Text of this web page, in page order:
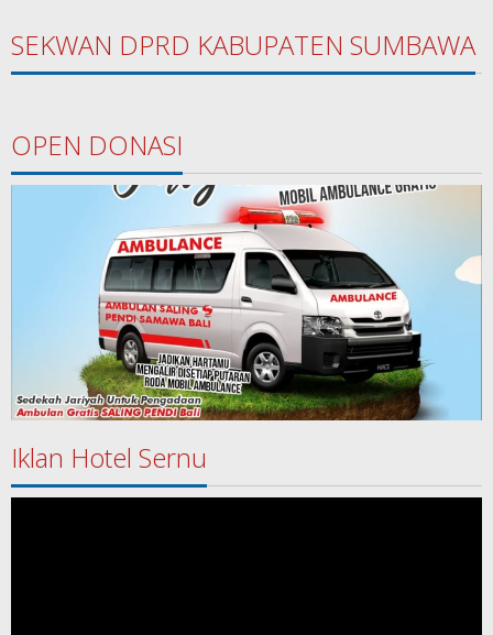
SEKWAN DPRD KABUPATEN SUMBAWA
OPEN DONASI
Iklan Hotel Sernu